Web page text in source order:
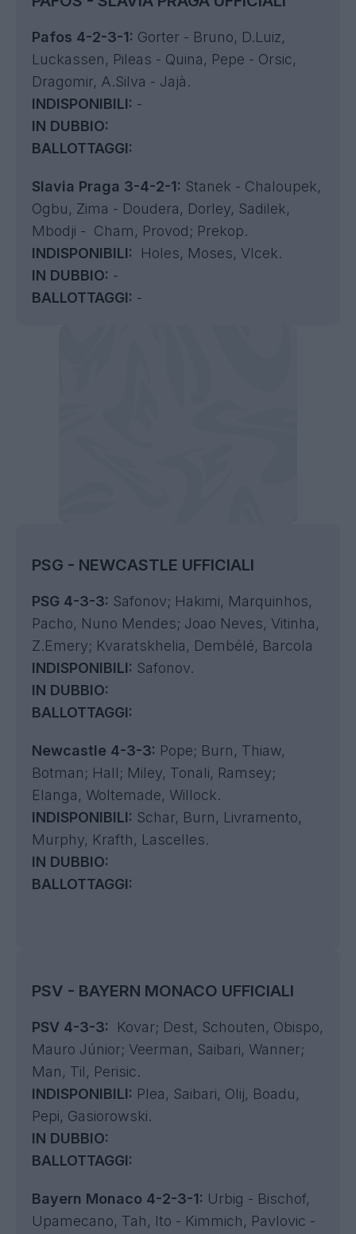
Pafos 4-2-3-1: Gorter - Bruno, D.Luiz,
Luckassen, Pileas - Quina, Pepe - Orsic,
Dragomir, A.Silva - Jajà.
INDISPONIBILI: -
IN DUBBIO:
BALLOTTAGGI:
Slavia Praga 3-4-2-1: Stanek - Chaloupek,
Ogbu, Zima - Doudera, Dorley, Sadilek,
Mbodji - Cham, Provod; Prekop.
INDISPONIBILI:
Holes, Moses, Vlcek.
IN DUBBIO: -
BALLOTTAGGI: -
PSG - NEWCASTLE UFFICIALI
PSG 4-3-3: Safonov; Hakimi, Marquinhos,
Pacho, Nuno Mendes; Joao Neves, Vitinha,
Z.Emery; Kvaratskhelia, Dembélé, Barcola
INDISPONIBILI: Safonov.
IN DUBBIO:
BALLOTTAGGI:
Newcastle 4-3-3: Pope; Burn, Thiaw,
Botman; Hall; Miley, Tonali, Ramsey;
Elanga, Woltemade, Willock.
INDISPONIBILI: Schar, Burn, Livramento,
Murphy, Krafth, Lascelles.
IN DUBBIO:
BALLOTTAGGI:
PSV - BAYERN MONACO UFFICIALI
PSV 4-3-3:
Kovar; Dest, Schouten, Obispo,
Mauro Júnior; Veerman, Saibari, Wanner;
Man, Til, Perisic.
INDISPONIBILI: Plea, Saibari, Olij, Boadu,
Pepi, Gasiorowski.
IN DUBBIO:
BALLOTTAGGI:
Bayern Monaco 4-2-3-1: Urbig - Bischof,
Upamecano, Tah, Ito - Kimmich, Pavlovic -